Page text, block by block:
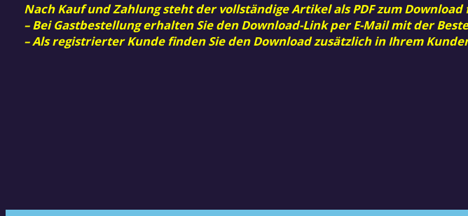
Nach Kauf und Zahlung steht der vollständige Artikel als PDF zum
– Bei Gastbestellung erhalten Sie den Download-Link per E-Mail mit der
– Als registrierter Kunde finden Sie den Download zusätzlich in Ihrem